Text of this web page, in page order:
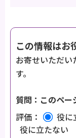
この情報はお
お寄せいただい
す。
質問：このペー
評価：
役に
役に立たない